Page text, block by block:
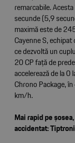
remarcabile.
secunde (5,9
maximă este de
Cayenne S,
ce dezvoltă un
20 CP față de
accelerează de la
Chrono Package,
km/h.
Mai rapid pe
accidentat: